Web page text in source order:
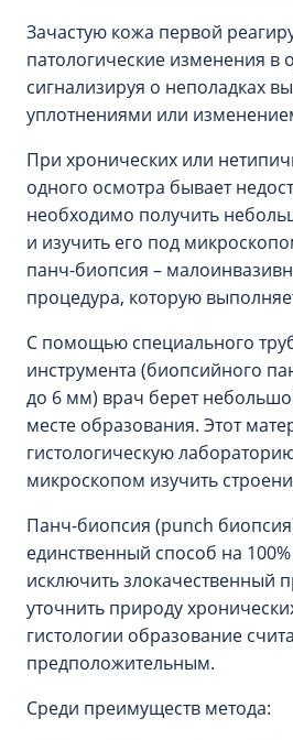
Зачастую кожа первой
патологические изменения в
сигнализируя о неполадках
уплотнениями или
При хронических или
одного осмотра бывает
необходимо получить
и изучить его под
панч-биопсия –
процедура, которую
С помощью специального
инструмента (биопсийного
до 6 мм) врач берет
месте образования. Этот
гистологическую
микроскопом изучить
Панч-биопсия (punch
единственный способ на
исключить злокачественный
уточнить природу
гистологии образование
предположительным.
Среди преимуществ метода: